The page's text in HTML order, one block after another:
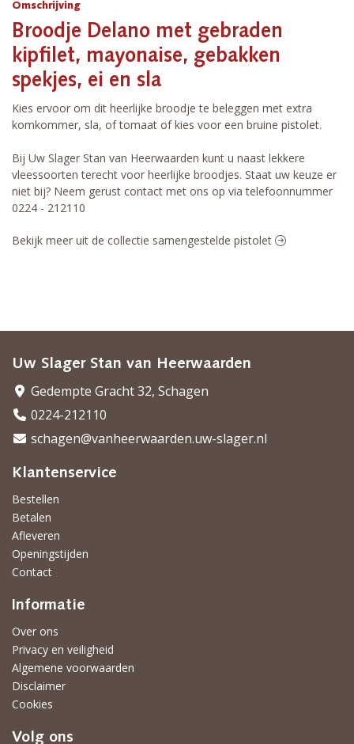
Omschrijving
Broodje Delano met gebraden
kipfilet, mayonaise, gebakken
spekjes, ei en sla
Kies ervoor om dit heerlijke broodje te beleggen met extra
komkommer, sla, of tomaat of kies voor een bruine pistolet.
Bij Uw Slager Stan van Heerwaarden kunt u naast lekkere
vleessoorten terecht voor heerlijke broodjes. Staat uw keuze er
niet bij? Neem gerust contact met ons op via telefoonnummer
0224 - 212110
Bekijk meer uit de collectie samengestelde pistolet
Uw Slager Stan van Heerwaarden
Gedempte Gracht 32, Schagen
0224-212110
schagen@vanheerwaarden.uw-slager.nl
Klantenservice
Bestellen
Betalen
Afleveren
Openingstijden
Contact
Informatie
Over ons
Privacy en veiligheid
Algemene voorwaarden
Disclaimer
Cookies
Volg ons